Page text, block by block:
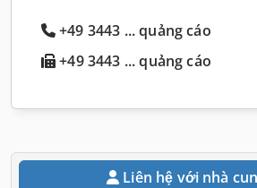
+49 3443 ... quảng cáo
+49 3443 ... quảng cáo
Liên hệ với nhà